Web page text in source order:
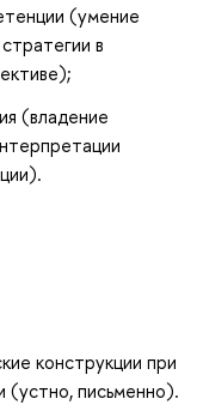
(умение
в
(владение
конструкции при
(устно, письменно).